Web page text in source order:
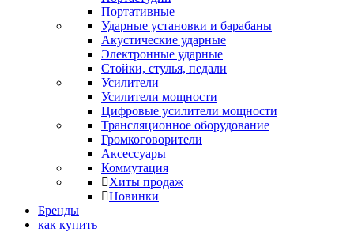
Портативные
Ударные установки и барабаны
Акустические ударные
Электронные ударные
Стойки, стулья, педали
Усилители
Усилители мощности
Цифровые усилители мощности
Трансляционное оборудование
Громкоговорители
Аксессуары
Коммутация
Хиты продаж
Новинки
Бренды
как купить